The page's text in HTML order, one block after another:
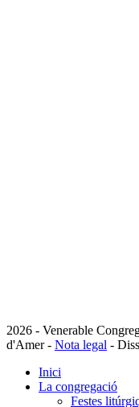
2026 - Venerable
d'Amer - Nota legal -
Inici
La congregació
Festes